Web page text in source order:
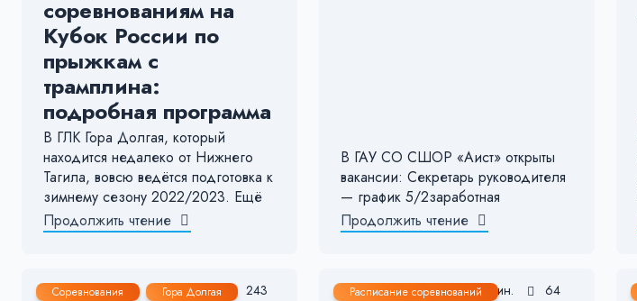
соревнованиям на
Кубок России по
прыжкам с
трамплина:
подробная программа
В ГЛК Гора Долгая, который
находится недалеко от Нижнего
Тагила, вовсю ведётся подготовка к
зимнему сезону 2022/2023. Ещё
Продолжить чтение
В ГАУ СО СШОР «Аист» открыты
вакансии: Секретарь руководителя
— график 5/2заработная
Продолжить чтение
Соревнования
Гора Долгая
24 Ноя, 2021 1-2 мин.
243
Расписание соревнований
23 Ноя, 2021 2-3 мин.
64